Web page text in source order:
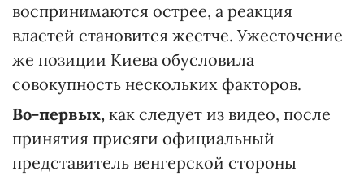
воспринимаются острее, а реакция
властей становится жестче. Ужесточение
же позиции Киева обусловила
совокупность нескольких факторов.
Во-первых, как следует из видео, после
принятия присяги официальный
представитель венгерской стороны